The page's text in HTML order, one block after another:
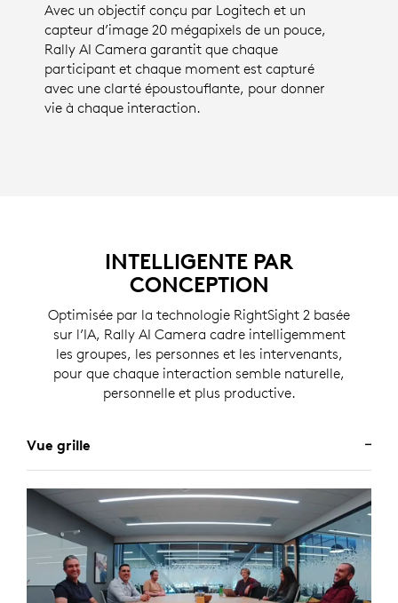
Avec un objectif conçu par Logitech et un
capteur d’image 20 mégapixels de un pouce,
Rally AI Camera garantit que chaque
participant et chaque moment est capturé
avec une clarté époustouflante, pour donner
vie à chaque interaction.
INTELLIGENTE PAR
CONCEPTION
Optimisée par la technologie RightSight 2 basée
sur l’IA, Rally AI Camera cadre intelligemment
les groupes, les personnes et les intervenants,
pour que chaque interaction semble naturelle,
personnelle et plus productive.
Vue grille